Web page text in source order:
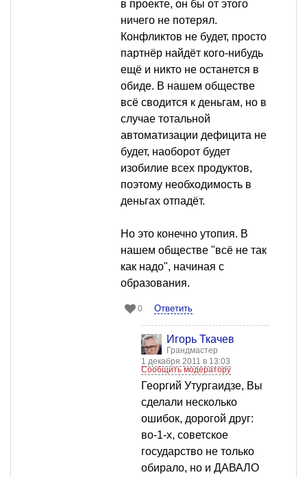
в проекте, он бы от этого
ничего не потерял.
Конфликтов не будет, просто
партнёр найдёт кого-нибудь
ещё и никто не останется в
обиде. В нашем обществе
всё сводится к деньгам, но в
случае тотальной
автоматизации дефицита не
будет, наоборот будет
изобилие всех продуктов,
поэтому необходимость в
деньгах отпадёт.
Но это конечно утопия. В
нашем обществе "всё не так
как надо", начиная с
образования.
0 Ответить
Игорь Ткачев
Грандмастер
1 декабря 2011 в 13:03
Сообщить модератору
Георгий Утургаидзе, Вы
сделали несколько
ошибок, дорогой друг:
во-1-х, советское
государство не только
обирало, но и ДАВАЛО